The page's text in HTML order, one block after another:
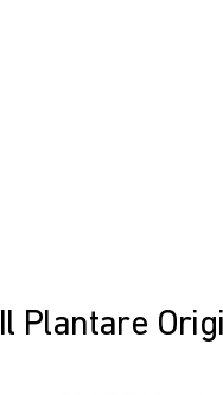
Il Plantare